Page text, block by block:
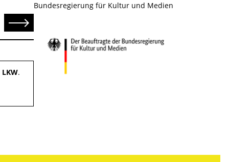
Senden
LKW.
Bundesregierung für Kultur und Medien